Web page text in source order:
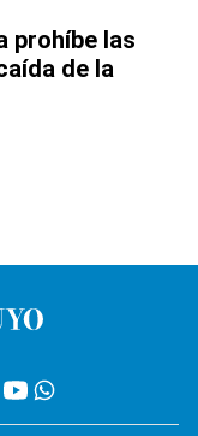
prohíbe las
de la